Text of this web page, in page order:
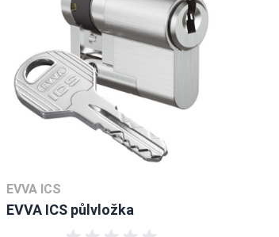
EVVA ICS
EVVA ICS půlvložka